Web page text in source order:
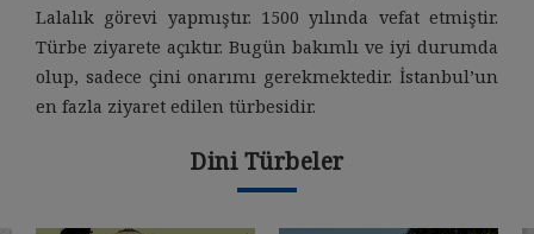
Lalalık görevi yapmıştır. 1500 yılında vefat etmiştir.
Türbe ziyarete açıktır. Bugün bakımlı ve iyi durumda
olup, sadece çini onarımı gerekmektedir. İstanbul’un
en fazla ziyaret edilen türbesidir.
Dini Türbeler